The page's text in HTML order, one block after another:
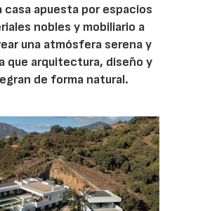
apuesta por espacios
nobles y mobiliario a
una atmósfera serena y
que arquitectura, diseño y
de forma natural.